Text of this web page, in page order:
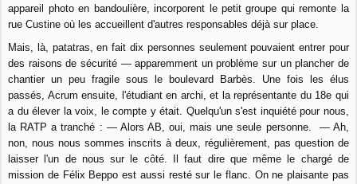
appareil photo en bandoulière, incorporent le petit groupe qui remonte la
rue Custine où les accueillent d'autres responsables déjà sur place.
Mais, là, patatras, en fait dix personnes seulement pouvaient entrer pour
des raisons de sécurité — apparemment un problème sur un plancher de
chantier un peu fragile sous le boulevard Barbès. Une fois les élus
passés, Acrum ensuite, l'étudiant en archi, et la représentante du 18e qui
a du élever la voix, le compte y était. Quelqu'un s'est inquiété pour nous,
la RATP a tranché : — Alors AB, oui, mais une seule personne. — Ah,
non, nous nous sommes inscrits à deux, régulièrement, pas question de
laisser l'un de nous sur le côté. Il faut dire que même le chargé de
mission de Félix Beppo est aussi resté sur le flanc. On ne plaisante pas